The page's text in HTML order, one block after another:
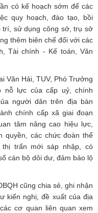
có kế hoạch sớm để các
quy hoạch, đào tạo, bồi
trí, sử dụng công sở, trụ sở
thêm biên chế đối với các
Tài chính - Kế toán, Văn
Văn Hải, TUV, Phó Trưởng
nỗ lực của cấp uỷ, chính
người dân trên địa bàn
chính cấp xã giai đoạn
tâm nâng cao hiệu lực,
quyền, các chức đoàn thể
trấn mới sáp nhập, có
cán bộ dôi dư, đảm bảo lộ
cũng chia sẻ, ghi nhận
kiến nghị, đề xuất của địa
cơ quan liên quan xem